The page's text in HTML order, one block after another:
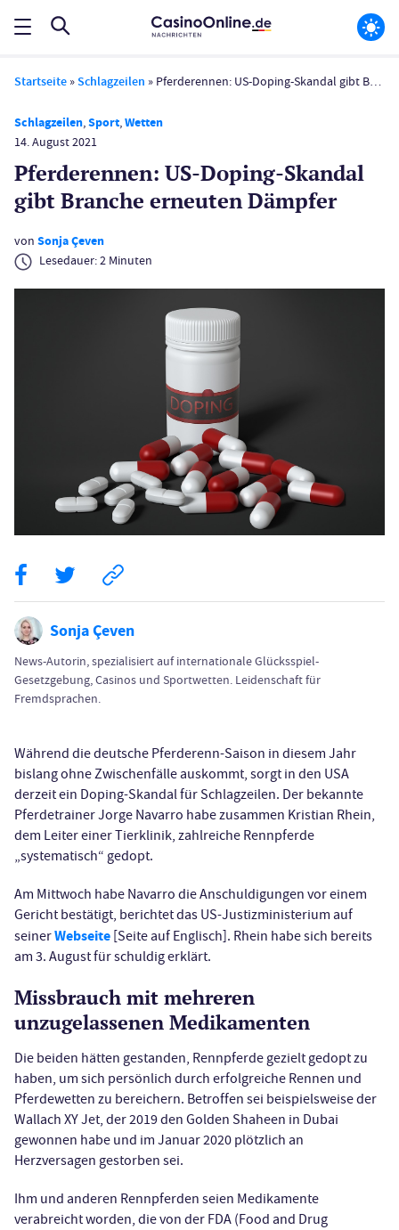
Startseite »Schlagzeilen » Pferderennen: US-Doping-Skandal gibt Branche erneuten Dämpfer
Schlagzeilen,Sport,Wetten
14. August 2021
Pferderennen: US-Doping-Skandal
gibt Branche erneuten Dämpfer
von Sonja Çeven
Lesedauer:2 Minuten
Sonja Çeven
News-Autorin, spezialisiert auf internationale Glücksspiel-
Gesetzgebung, Casinos und Sportwetten. Leidenschaft für
Fremdsprachen.
Während die deutsche Pferderenn-Saison in diesem Jahr
bislang ohne Zwischenfälle auskommt, sorgt in den USA
derzeit ein Doping-Skandal für Schlagzeilen. Der bekannte
Pferdetrainer Jorge Navarro habe zusammen Kristian Rhein,
dem Leiter einer Tierklinik, zahlreiche Rennpferde
„systematisch“ gedopt.
Am Mittwoch habe Navarro die Anschuldigungen vor einem
Gericht bestätigt, berichtet das US-Justizministerium auf
seinerWebseite [Seite auf Englisch]. Rhein habe sich bereits
am 3. August für schuldig erklärt.
Missbrauch mit mehreren
unzugelassenen Medikamenten
Die beiden hätten gestanden, Rennpferde gezielt gedopt zu
haben, um sich persönlich durch erfolgreiche Rennen und
Pferdewetten zu bereichern. Betroffen sei beispielsweise der
Wallach XY Jet, der 2019 den Golden Shaheen in Dubai
gewonnen habe und im Januar 2020 plötzlich an
Herzversagen gestorben sei.
Ihm und anderen Rennpferden seien Medikamente
verabreicht worden, die von der FDA (Food and Drug